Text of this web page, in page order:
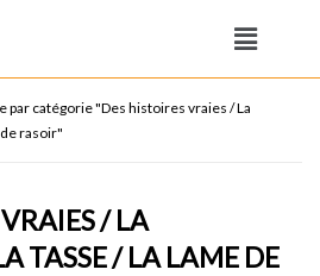
par catégorie "Des histoires vraies / La
de rasoir"
/ LA
TASSE / LA LAME DE